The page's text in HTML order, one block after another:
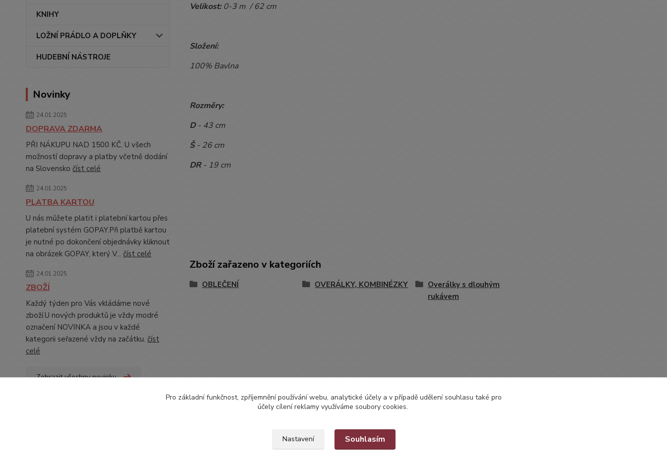
KNIHY
LOŽNÍ PRÁDLO A DOPLŇKY
HUDEBNÍ NÁSTROJE
Novinky
24.01.2025
DOPRAVA ZDARMA
PŘI NÁKUPU NAD 1500 KČ. U všech
možností dopravy a platby včetně dodání
na Slovensko číst celé
24.01.2025
PLATBA KARTOU
U nás můžete platit i platební kartou přes
platební systém GOPAY.Při platbě kartou
je nutné po dokončení objednávky kliknout
na obrázek GOPAY, který V... číst celé
24.01.2025
ZBOŽÍ
Každý týden pro Vás vkládáme nové
zboží.U nových produktů je vždy modré
označení NOVINKA a jsou v každé
kategorii seřazené vždy na začátku. číst
celé
Zobrazit všechny novinky
Velikost: 0-3 m / 62 cm
Složení:
100% Bavlna
Rozměry:
D - 43 cm
Š- 26 cm
DR- 19 cm
Zboží zařazeno v kategoriích
OBLEČENÍ OVERÁLKY, KOMBINÉZKY
Overálky s dlouhým
rukávem
Pro základní funkčnost, zpříjemnění používání webu, analytické účely a v případě udělení souhlasu také pro
účely cílení reklamy využíváme soubory cookies.
Nastavení Souhlasím